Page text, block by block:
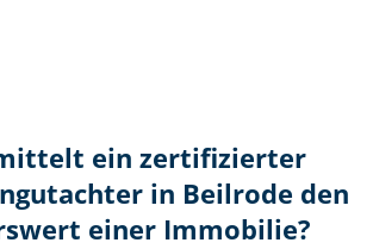
ein zertifizierter
in Beilrode den
einer Immobilie?